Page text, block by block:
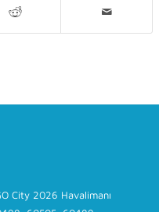
City 2026 Havalimanı